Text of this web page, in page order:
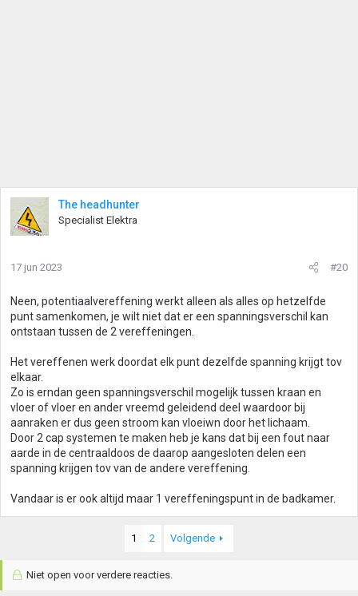
The headhunter
Specialist Elektra
17 jun 2023 #20
Neen, potentiaalvereffening werkt alleen als alles op hetzelfde
punt samenkomen, je wilt niet dat er een spanningsverschil kan
ontstaan tussen de 2 vereffeningen.
Het vereffenen werk doordat elk punt dezelfde spanning krijgt tov
elkaar.
Zo is erndan geen spanningsverschil mogelijk tussen kraan en
vloer of vloer en ander vreemd geleidend deel waardoor bij
aanraken er dus geen stroom kan vloeiwn door het lichaam.
Door 2 cap systemen te maken heb je kans dat bij een fout naar
aarde in de centraaldoos de daarop aangesloten delen een
spanning krijgen tov van de andere vereffening.
Vandaar is er ook altijd maar 1 vereffeningspunt in de badkamer.
1 2 Volgende
Niet open voor verdere reacties.